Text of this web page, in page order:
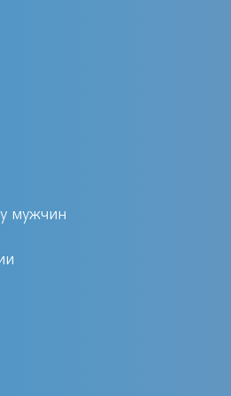
нарушениях
используя
можно
взаимосвязанных
возбудителя.
видам
мужчин